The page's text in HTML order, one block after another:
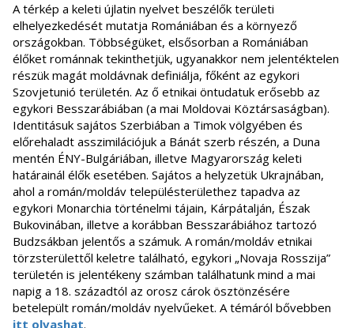
A térkép a keleti újlatin nyelvet beszélők területi
elhelyezkedését mutatja Romániában és a környező
országokban. Többségüket, elsősorban a Romániában
élőket románnak tekinthetjük, ugyanakkor nem jelentéktelen
részük magát moldávnak definiálja, főként az egykori
Szovjetunió területén. Az ő etnikai öntudatuk erősebb az
egykori Besszarábiában (a mai Moldovai Köztársaságban).
Identitásuk sajátos Szerbiában a Timok völgyében és
előrehaladt asszimilációjuk a Bánát szerb részén, a Duna
mentén ÉNY-Bulgáriában, illetve Magyarország keleti
határainál élők esetében. Sajátos a helyzetük Ukrajnában,
ahol a román/moldáv településterülethez tapadva az
egykori Monarchia történelmi tájain, Kárpátalján, Észak
Bukovinában, illetve a korábban Besszarábiához tartozó
Budzsákban jelentős a számuk. A román/moldáv etnikai
törzsterülettől keletre található, egykori „Novaja Rosszija”
területén is jelentékeny számban találhatunk mind a mai
napig a 18. századtól az orosz cárok ösztönzésére
betelepült román/moldáv nyelvűeket. A témáról bővebben
itt olvashat.